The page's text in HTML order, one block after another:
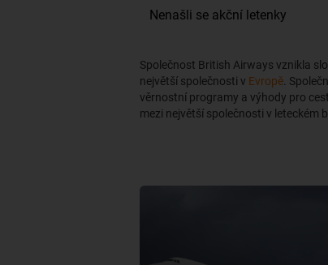
Společnost British Airways vznikla
největší společnosti v Evropě .
věrnostní programy a výhody pro
mezi největší společnosti v leteckém